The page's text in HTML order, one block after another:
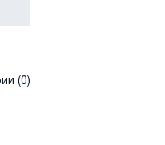
(0)